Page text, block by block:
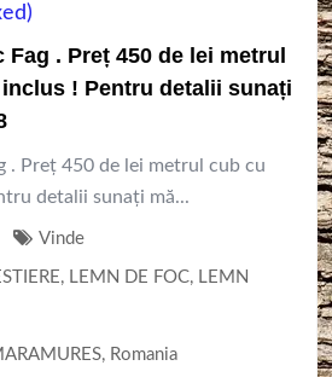
Fag . Preț 450 de lei metrul
! Pentru detalii sunați
. Preț 450 de lei metrul cub cu
detalii sunați mă...
Vinde
, LEMN DE FOC, LEMN
, Romania